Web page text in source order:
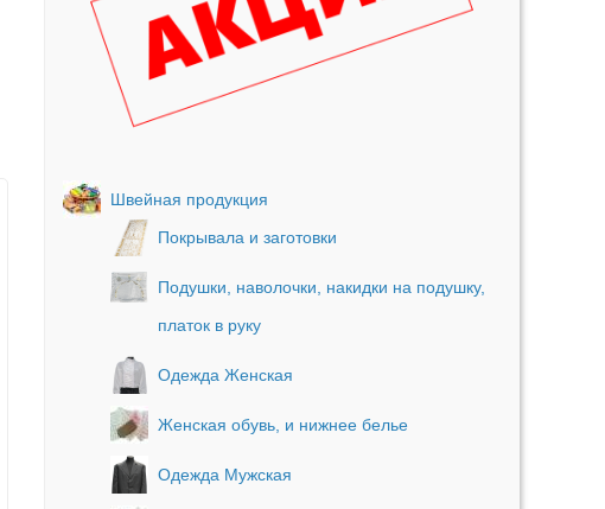
Швейная продукция
Покрывала и заготовки
Подушки, наволочки, накидки на подушку,
платок в руку
Одежда Женская
Женская обувь, и нижнее белье
Одежда Мужская